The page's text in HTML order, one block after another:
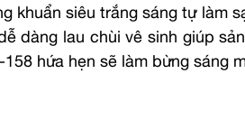
khuẩn siêu trắng sáng tự làm
dàng lau chùi vê sinh giúp
hứa hẹn sẽ làm bừng sáng